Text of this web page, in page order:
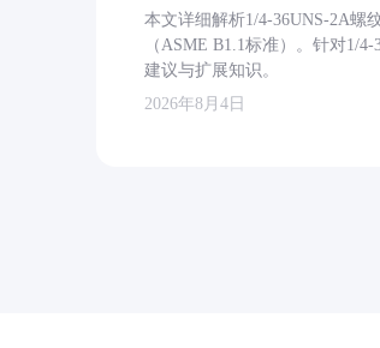
本文详细解析1/4-36UNS-2A螺
（ASME B1.1标准）。针对1/
建议与扩展知识。
2026年8月4日